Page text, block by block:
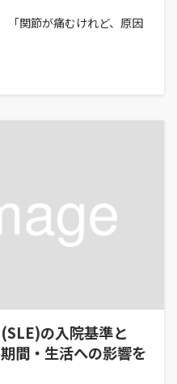
「関節が痛むけれど、原因
の入院基準と
間・生活への影響を